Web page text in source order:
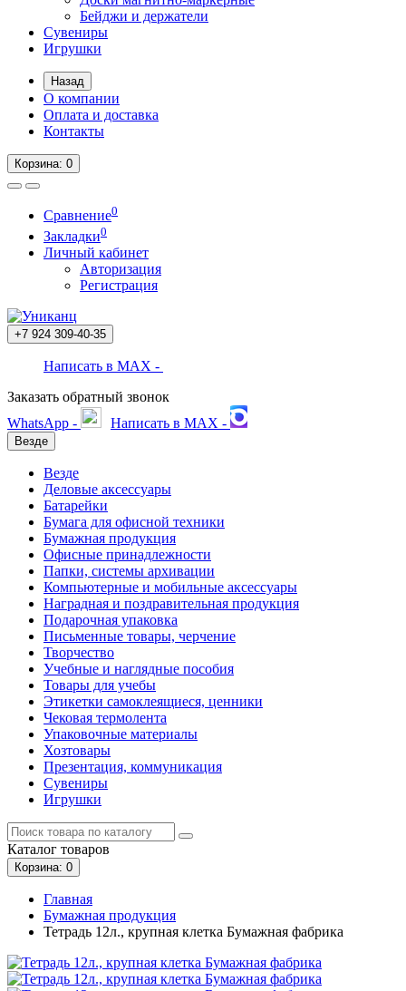
Бейджи и держатели
Сувениры
Игрушки
Назад
О компании
Оплата и доставка
Контакты
Корзина: 0
Сравнение0
Закладки0
Личный кабинет
Авторизация
Регистрация
+7 924 309-40-35
Написать в MAX -
Заказать обратный звонок
WhatsApp -
Написать в MAX -
Везде
Везде
Деловые аксессуары
Батарейки
Бумага для офисной техники
Бумажная продукция
Офисные принадлежности
Папки, системы архивации
Компьютерные и мобильные аксессуары
Наградная и поздравительная продукция
Подарочная упаковка
Письменные товары, черчение
Творчество
Учебные и наглядные пособия
Товары для учебы
Этикетки самоклеящиеся, ценники
Чековая термолента
Упаковочные материалы
Хозтовары
Презентация, коммуникация
Сувениры
Игрушки
Каталог товаров
Корзина: 0
Главная
Бумажная продукция
Тетрадь 12л., крупная клетка Бумажная фабрика